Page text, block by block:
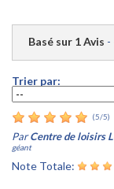
Basé sur 1Avis -
Trier par:
(5/5)
ParCentre de loisirs
géant
Note Totale: